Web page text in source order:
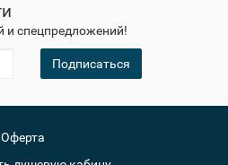
и спецпредложений!
Подписаться
Оферта